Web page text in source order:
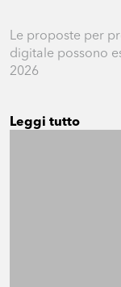
Le proposte per
digitale possono
2026
Leggi tutto